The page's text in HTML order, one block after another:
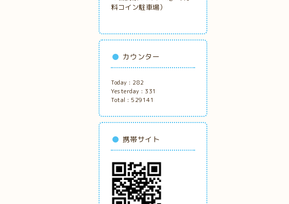
料コイン駐車場）
カウンター
Today : 282
Yesterday : 331
Total : 529141
携帯サイト